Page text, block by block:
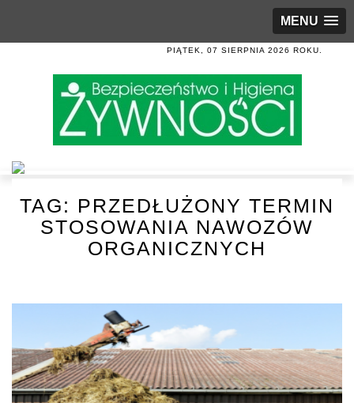
MENU
PIĄTEK, 07 SIERPNIA 2026 ROKU.
TAG: PRZEDŁUŻONY TERMIN
STOSOWANIA NAWOZÓW
ORGANICZNYCH